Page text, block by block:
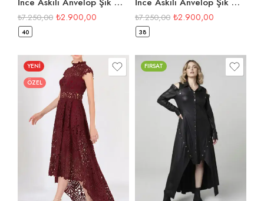
₺7.250,00 ₺2.900,00
40
₺7.250,00 ₺2.900,00
38
YENİ
ÖZEL
FIRSAT